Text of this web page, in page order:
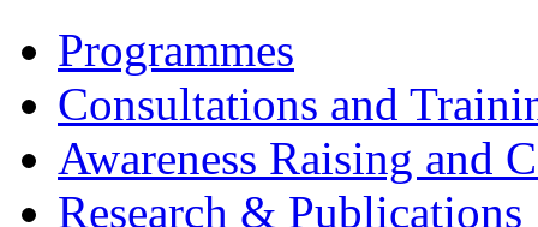
Programmes
Consultations and
Awareness Raising and
Research & Publications